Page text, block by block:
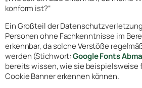
konform ist?“
Ein Großteil der
Personen ohne Fachkenntnisse im
erkennbar, da solche Verstöße
werden (Stichwort:Google Fonts
bereits wissen, wie sie
Cookie Banner erkennen können.